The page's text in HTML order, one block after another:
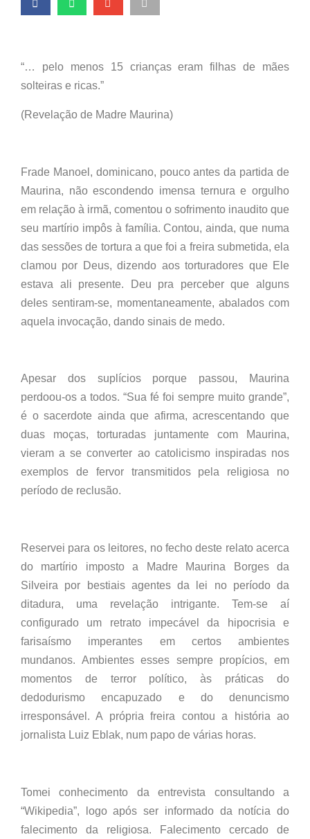
“… pelo menos 15 crianças eram filhas de mães
solteiras e ricas.”
(Revelação de Madre Maurina)
Frade Manoel, dominicano, pouco antes da partida de
Maurina, não escondendo imensa ternura e orgulho
em relação à irmã, comentou o sofrimento inaudito que
seu martírio impôs à família. Contou, ainda, que numa
das sessões de tortura a que foi a freira submetida, ela
clamou por Deus, dizendo aos torturadores que Ele
estava ali presente. Deu pra perceber que alguns
deles sentiram-se, momentaneamente, abalados com
aquela invocação, dando sinais de medo.
Apesar dos suplícios porque passou, Maurina
perdoou-os a todos. “Sua fé foi sempre muito grande”,
é o sacerdote ainda que afirma, acrescentando que
duas moças, torturadas juntamente com Maurina,
vieram a se converter ao catolicismo inspiradas nos
exemplos de fervor transmitidos pela religiosa no
período de reclusão.
Reservei para os leitores, no fecho deste relato acerca
do martírio imposto a Madre Maurina Borges da
Silveira por bestiais agentes da lei no período da
ditadura, uma revelação intrigante. Tem-se aí
configurado um retrato impecável da hipocrisia e
farisaísmo imperantes em certos ambientes
mundanos. Ambientes esses sempre propícios, em
momentos de terror político, às práticas do
dedodurismo encapuzado e do denuncismo
irresponsável. A própria freira contou a história ao
jornalista Luiz Eblak, num papo de várias horas.
Tomei conhecimento da entrevista consultando a
“Wikipedia”, logo após ser informado da notícia do
falecimento da religiosa. Falecimento cercado de